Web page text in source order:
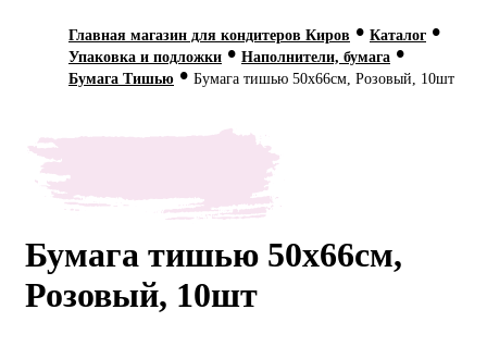
О нас
Главная магазин для кондитеров Киров • Каталог •
Упаковка и подложки • Наполнители, бумага •
Бумага Тишью • Бумага тишью 50х66см, Розовый, 10шт
Бумага тишью 50х66см,
Розовый, 10шт